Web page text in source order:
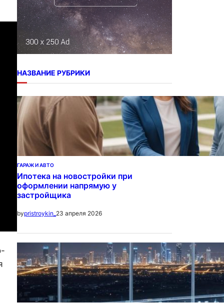
НАЗВАНИЕ РУБРИКИ
ГАРАЖ И АВТО
Ипотека на новостройки при
оформлении напрямую у
застройщика
bypristroykin_ 23 апреля 2026